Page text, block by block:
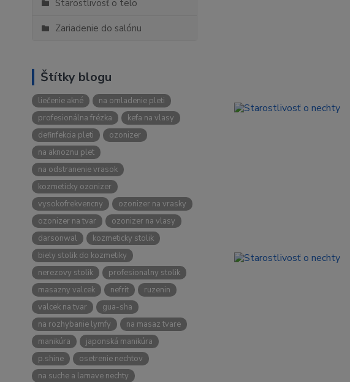
Starostlivosť o telo
Zariadenie do salónu
Štítky blogu
liečenie akné
na omladenie pleti
profesionálna frézka
kefa na vlasy
definfekcia pleti
ozonizer
na aknoznu plet
na odstranenie vrasok
kozmeticky ozonizer
vysokofrekvencny
ozonizer na vrasky
ozonizer na tvar
ozonizer na vlasy
darsonwal
kozmeticky stolik
biely stolik do kozmetiky
nerezovy stolik
profesionalny stolik
masazny valcek
nefrit
ruzenin
valcek na tvar
gua-sha
na rozhybanie lymfy
na masaz tvare
manikúra
japonská manikúra
p.shine
osetrenie nechtov
na suche a lamave nechty